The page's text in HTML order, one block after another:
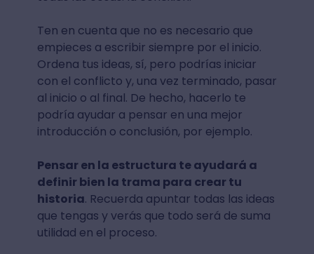
Ten en cuenta que no es necesario que
empieces a escribir siempre por el inicio.
Ordena tus ideas, sí, pero podrías iniciar
con el conflicto y, una vez terminado, pasar
al inicio o al final. De hecho, hacerlo te
podría ayudar a pensar en una mejor
introducción o conclusión, por ejemplo.
Pensar en la estructura te ayudará a
definir bien la trama para crear tu
historia. Recuerda apuntar todas las ideas
que tengas y verás que todo será de suma
utilidad en el proceso.